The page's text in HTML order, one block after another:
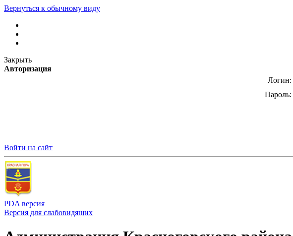
Вернуться к обычному виду
Закрыть
Авторизация
Логин:
Пароль:
Войти на сайт
PDA версия
Версия для слабовидящих